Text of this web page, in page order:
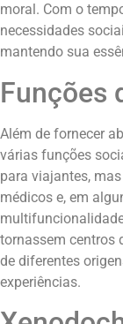
moral. Com o
necessidades
mantendo sua
Funções
Além de fornecer
várias funções
para viajantes,
médicos e, em
tornassem centros
de diferentes
experiências.